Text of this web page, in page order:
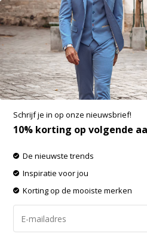
SUMMER SALE: 25% t/m 50%
Pure Path Pure Path
(26010507 - 46)
Aan verlanglijst toevoegen
Schrijf je in op onze nieuwsbrief!
10% korting op volgende
De nieuwste trends
Inspiratie voor jou
Korting op de mooiste merken